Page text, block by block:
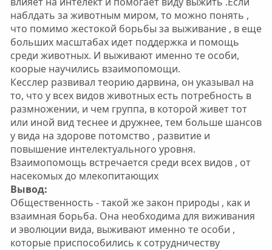
наблдать за животным миром, то можно понять ,
что помимо жестокой борьбы за выживание , в еще
больших масштабах идет поддержка и помощь
среди животных. И выживают именно те особи,
коорые научились взаимопомощи.
Кесслер развивал теорию дарвина, он указывал на
то, что у всех видов животных есть потребность в
размножении, и чем группа, в которой живет тот
или иной вид теснее и дружнее, тем больше шансов
у вида на здорове потомство , развитие и
повышение интелектуального уровня.
Взаимопомощь встречается среди всех видов , от
насекомых до млекопитающих
Вывод:
Общественность - такой же закон природы , как и
взаимная борьба. Она необходима для виживания
и эволюции вида, выживают именно те особи ,
которые приспособились к сотрудничеству